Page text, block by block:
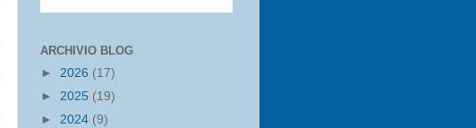
ARCHIVIO BLOG
► 2026 (17)
► 2025 (19)
► 2024 (9)